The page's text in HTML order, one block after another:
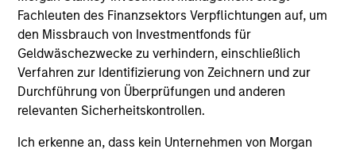
Fachleuten des Finanzsektors Verpflichtungen auf, um
den Missbrauch von Investmentfonds für
Geldwäschezwecke zu verhindern, einschließlich
Verfahren zur Identifizierung von Zeichnern und zur
Durchführung von Überprüfungen und anderen
relevanten Sicherheitskontrollen.
Ich erkenne an, dass kein Unternehmen von Morgan
Unser Umgang
Mit Strategien, die von Sekundärinvestitionen und Co-
Investments bis hin zu direkten Anlagen reichen, basiert
unser Ansatz stets auf Due Diligence und nutzt die
umfangreichen Ressourcen von Morgan Stanley..